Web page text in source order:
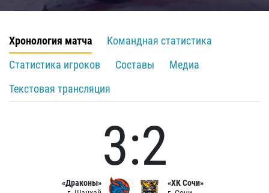
Хронология матча
Командная статистика
Статистика игроков
Составы
Медиа
Текстовая трансляция
«Драконы»
3:2
«ХК Сочи»